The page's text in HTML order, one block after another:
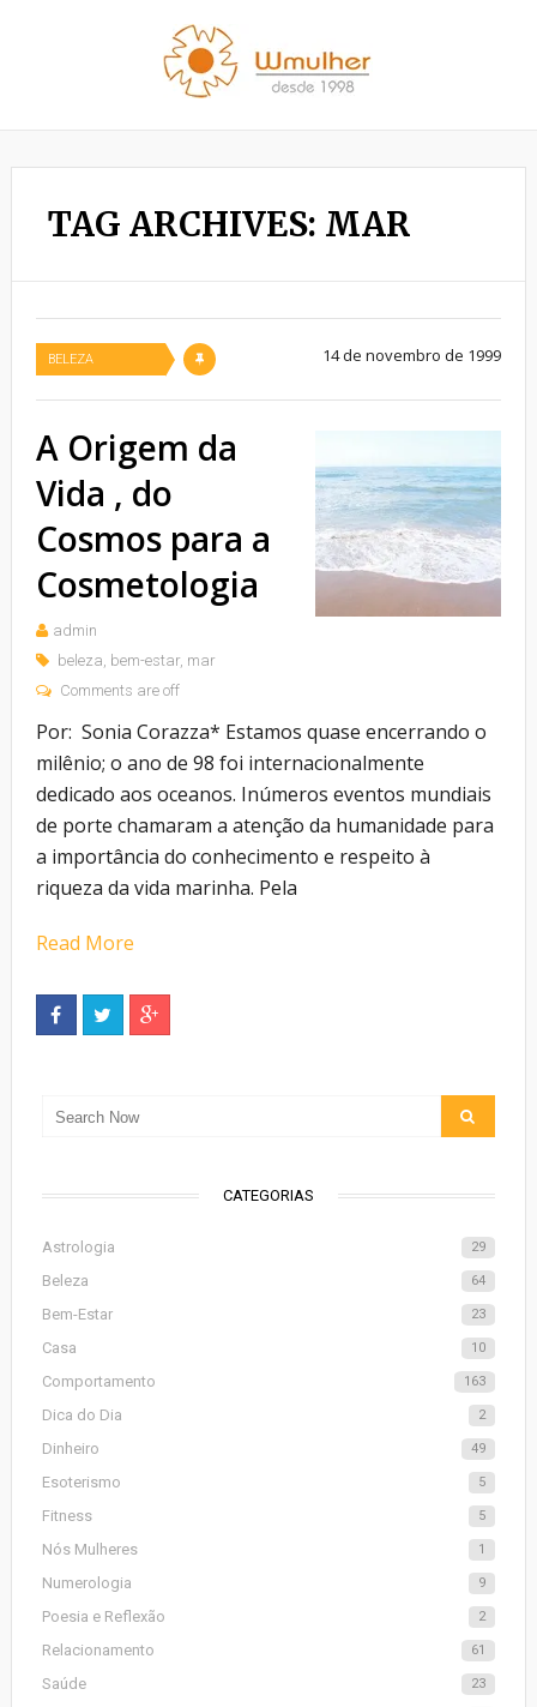
TAG ARCHIVES: MAR
BELEZA 14 de novembro de 1999
A Origem da
Vida , do
Cosmos para a
Cosmetologia
admin
beleza, bem-estar, mar
Comments are off
Por: Sonia Corazza* Estamos quase encerrando o
milênio; o ano de 98 foi internacionalmente
dedicado aos oceanos. Inúmeros eventos mundiais
de porte chamaram a atenção da humanidade para
a importância do conhecimento e respeito à
riqueza da vida marinha. Pela
Read More
CATEGORIAS
Astrologia 29
Beleza 64
Bem-Estar 23
Casa 10
Comportamento 163
Dica do Dia 2
Dinheiro 49
Esoterismo 5
Fitness 5
Nós Mulheres 1
Numerologia 9
Poesia e Reflexão 2
Relacionamento 61
Saúde 23